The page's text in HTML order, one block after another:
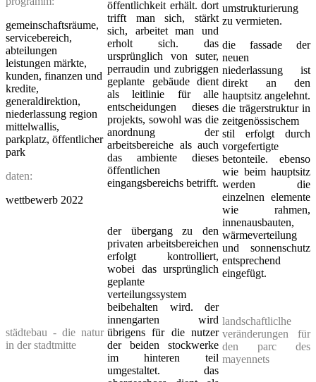
gemeinschaftsräume,
servicebereich,
abteilungen
leistungen märkte,
kunden, finanzen und
kredite,
generaldirektion,
niederlassung region
mittelwallis,
parkplatz, öffentlicher
park
daten:
wettbewerb 2022
städtebau - die natur
in der stadtmitte
öffentlichkeit erhält. dort
trifft man sich, stärkt
sich, arbeitet man und
erholt sich. das
ursprünglich von suter,
perraudin und zubriggen
geplante gebäude dient
als leitlinie für alle
entscheidungen dieses
projekts, sowohl was die
anordnung der
arbeitsbereiche als auch
das ambiente dieses
öffentlichen
eingangsbereichs betrifft.
der übergang zu den
privaten arbeitsbereichen
erfolgt kontrolliert,
wobei das ursprünglich
geplante
verteilungssystem
beibehalten wird. der
innengarten wird
übrigens für die nutzer
der beiden stockwerke
im hinteren teil
umgestaltet. das
umstrukturierung
zu vermieten.
die fassade der
neuen
niederlassung ist
direkt an den
hauptsitz angelehnt.
die trägerstruktur in
zeitgenössischem
stil erfolgt durch
vorgefertigte
betonteile. ebenso
wie beim hauptsitz
werden die
einzelnen elemente
wie rahmen,
innenausbauten,
wärmeverteilung
und sonnenschutz
entsprechend
eingefügt.
landschaftliclhe
veränderungen für
den parc des
mayennets